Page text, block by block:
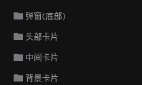
弹窗(底部)
头部卡片
中间卡片
背景卡片